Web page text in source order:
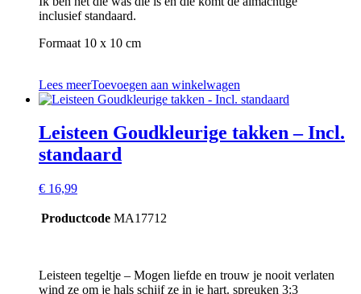
inclusief standaard.
Formaat 10 x 10 cm
Lees meerToevoegen aan winkelwagen
Leisteen Goudkleurige takken – Incl.
standaard
€ 16,99
Productcode MA17712
Leisteen tegeltje – Mogen liefde en trouw je nooit verlaten
wind ze om je hals schijf ze in je hart. spreuken 3:3